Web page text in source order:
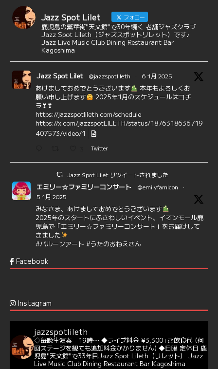
Jazz Spot Lilet フォロー
鹿児島の繁華街"天文館"で30年続く 老舗ジャズクラブ
Jazz Spot Lileth（ジャズスポットリレット）です♪
Jazz Live Music Club Dining Restaurant Bar
Kagoshima
Jazz Spot Lilet @jazzspotlileth · 6 1月 2025
あけましておめでとうございます
本年もよろしくお
願い申し上げます
2025年1月のスケジュールはコチ
ラ❣❣
https://jazzspotlileth.com/schedule
https://x.com/jazzspotLILETH/status/1876318636719
407573/video/1
Twitter
Jazz Spot Lilet リツイートされました
エミリー☆ファミリーコンサート @emilyfamicon
·
5 1月 2025
みなさま、あけましておめでとうございます
2025年のスタートにふさわしいイベント、イオンモール鹿
児島で「エミリー☆ファミリーコンサート」をお届けして
きました
#バルーンアート #うたのおねえさん
6 7
@delightful_gang
バー♪♬
当店での演奏シーンもご覧いただけます❣❣
#天文館ミリオネーション #ジャミラ #クリスマスソング
https://youtu.be/2lhypP4KWc4?si=CEbY-wEg5HDc_iEv
6 Twitter
Facebook
Instagram
jazzspotlileth
◇毎晩生演奏 19時〜 ◆ライブ料金 ¥3,300+ご飲食代 (何
回ステージを観ても追加料金かかりません) ◆日曜 定休日 鹿
児島"天文館"で33年目Jazz Spot Lileth（リレット）
Jazz
Live Music Club Dining Restaurant Bar Kagoshima